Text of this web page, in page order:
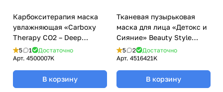
Карбокситерапия маска
увлажняющая «Carboxy
Therapy CO2 – Deep
Hydration» Beauty Style
(Бьюти Стайл) - 30 мл х 10
шт
5 1
Достаточно
Арт. 4500007K
В корзину
Тканевая пузырьковая
маска для лица «Детокс и
Сияние» Beauty Style
(Бьюти Стайл) - 30 мл х 5
шт
5 2
Достаточно
Арт. 4516421K
В корзину